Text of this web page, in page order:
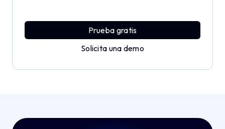
Prueba gratis
Solicita una demo